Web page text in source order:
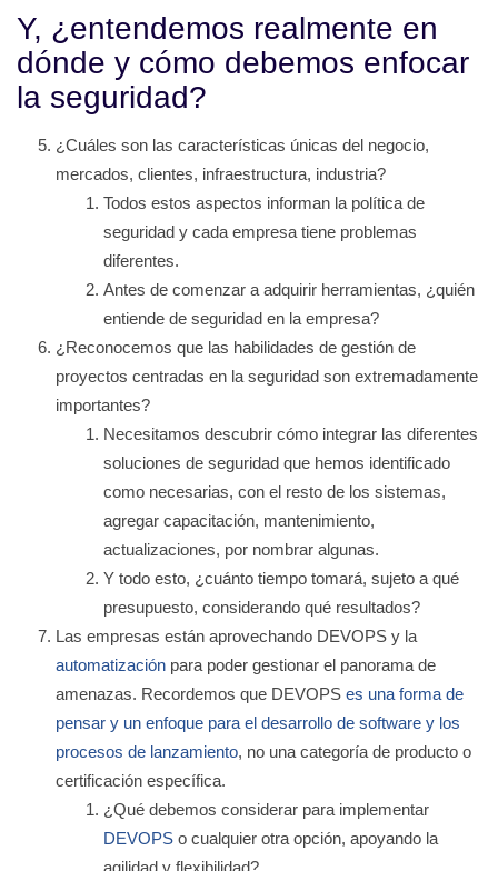
Y, ¿entendemos realmente en
dónde y cómo debemos enfocar
la seguridad?
¿Cuáles son las características únicas del negocio,
mercados, clientes, infraestructura, industria?
Todos estos aspectos informan la política de
seguridad y cada empresa tiene problemas
diferentes.
Antes de comenzar a adquirir herramientas, ¿quién
entiende de seguridad en la empresa?
¿Reconocemos que las habilidades de gestión de
proyectos centradas en la seguridad son extremadamente
importantes?
Necesitamos descubrir cómo integrar las diferentes
soluciones de seguridad que hemos identificado
como necesarias, con el resto de los sistemas,
agregar capacitación, mantenimiento,
actualizaciones, por nombrar algunas.
Y todo esto, ¿cuánto tiempo tomará, sujeto a qué
presupuesto, considerando qué resultados?
Las empresas están aprovechando DEVOPS y la
automatización para poder gestionar el panorama de
amenazas. Recordemos que DEVOPS es una forma de
pensar y un enfoque para el desarrollo de software y los
procesos de lanzamiento, no una categoría de producto o
certificación específica.
¿Qué debemos considerar para implementar
DEVOPSo cualquier otra opción, apoyando la
agilidad y flexibilidad?